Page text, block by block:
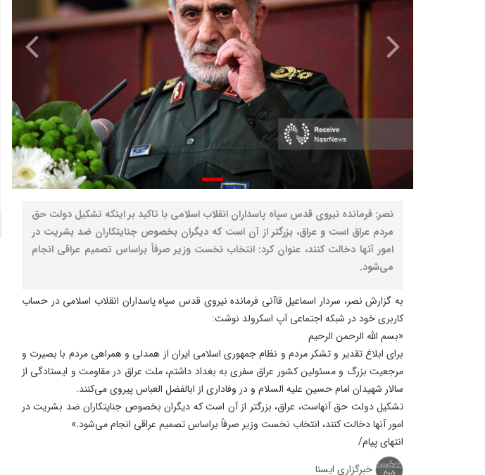
نصر: فرمانده نیروی قدس سپاه پاسداران انقلاب اسلامی با تاکید بر اینکه تشکیل دولت حق
مردم عراق است و عراق، بزرگتر از آن است که دیگران بخصوص جنایتکاران ضد بشریت در
امور آنها دخالت کنند، عنوان کرد: انتخاب نخست وزیر صرفاً براساس تصمیم عراقی انجام
می‌شود.
به گزارش نصر، سردار اسماعیل قاآنی فرمانده نیروی قدس سپاه پاسداران انقلاب اسلامی در حساب
کاربری خود در شبکه اجتماعی آپ اسکرولد نوشت:
«بسم الله الرحمن الرحیم
برای ابلاغ تقدیر و تشکر مردم و نظام جمهوری اسلامی ایران از همدلی و همراهی مردم با بصیرت و
مرجعیت بزرگ و مسئولین کشور عراق سفری به بغداد داشتم، ملت عراق در مقاومت و ایستادگی از
سالار شهیدان امام حسین علیه السلام و در وفاداری از ابالفضل العباس پیروی می‌کنند.
تشکیل دولت حق آنهاست، عراق، بزرگتر از آن است که دیگران بخصوص جنایتکاران ضد بشریت در
امور آنها دخالت کنند، انتخاب نخست وزیر صرفاً براساس تصمیم عراقی انجام می‌شود.»
انتهای پیام/
خبرگزاری ایسنا